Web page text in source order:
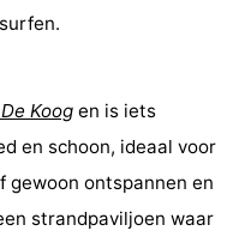
De Koog en is iets
en schoon, ideaal voor
gewoon ontspannen en
strandpaviljoen waar